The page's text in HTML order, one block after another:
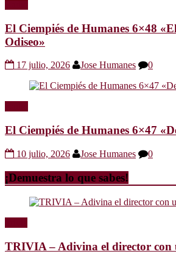
El Ciempiés de Humanes 6×48
Odiseo»
17 julio, 2026 Jose Humanes 0
El Ciempiés de Humanes 6×47
10 julio, 2026 Jose Humanes 0
¡Demuestra lo que sabes!
TRIVIA – Adivina el director con